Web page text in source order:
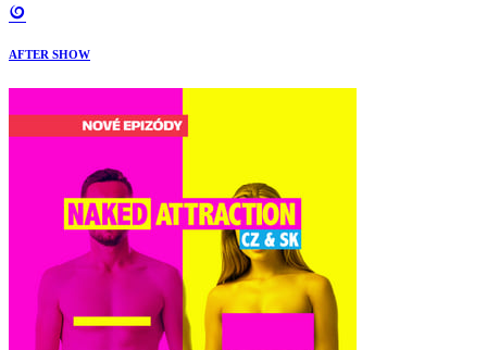
AFTER SHOW